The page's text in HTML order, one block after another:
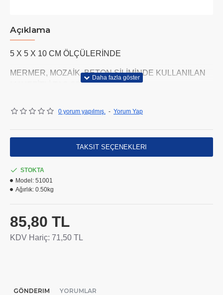
Açıklama
5 X 5 X 10 CM ÖLÇÜLERİNDE
MERMER, MOZAİK, BETON SİLİMİNDE KULLANILAN
MAYEZİTLİ TAŞ SERİSİDİR.
0 yorum yapılmış. - Yorum Yap
TAKSIT SEÇENEKLERI
85,80 TL
KDV Hariç: 71,50 TL
STOKTA
Model: 51001
Ağırlık: 0.50kg
GÖNDERIM YORUMLAR